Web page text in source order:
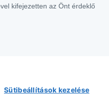
kifejezetten az Önt érdeklő
Sütibeállítások kezelése